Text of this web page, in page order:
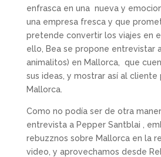
enfrasca en una nueva y
una empresa fresca y que
pretende convertir los viajes en
ello, Bea se propone entrevistar
animalitos) en Mallorca, que
sus ideas, y mostrar así al
Mallorca.
Como no podía ser de otra
entrevista a Pepper Santblai ,
rebuzznos sobre Mallorca en la
video, y aprovechamos desde